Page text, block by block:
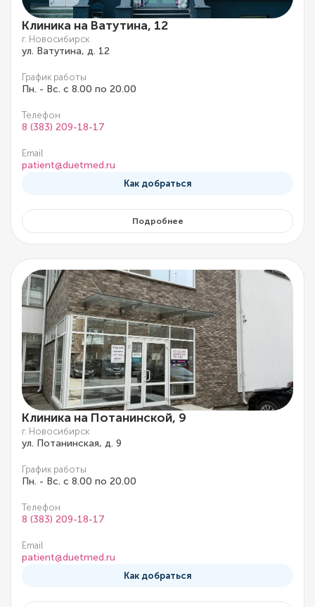
Клиника на Ватутина, 12
г. Новосибирск
ул. Ватутина, д. 12
График работы
Пн. - Вс. с 8.00 по 20.00
Телефон
8 (383) 209-18-17
Email
patient@duetmed.ru
Как добраться
Подробнее
Клиника на Потанинской, 9
г. Новосибирск
ул. Потанинская, д. 9
График работы
Пн. - Вс. с 8.00 по 20.00
Телефон
8 (383) 209-18-17
Email
patient@duetmed.ru
Как добраться